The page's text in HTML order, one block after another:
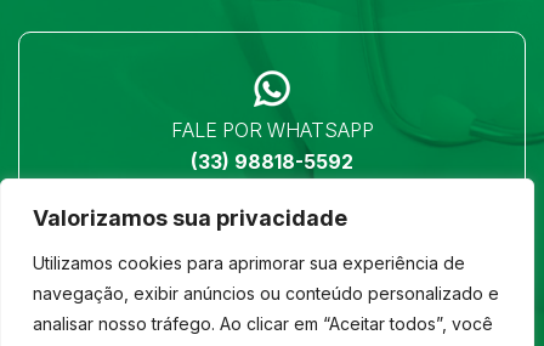
Valorizamos sua privacidade
Utilizamos cookies para aprimorar sua experiência de
navegação, exibir anúncios ou conteúdo personalizado e
analisar nosso tráfego. Ao clicar em “Aceitar todos”, você
FALE POR WHATSAPP
(33) 98818-5592